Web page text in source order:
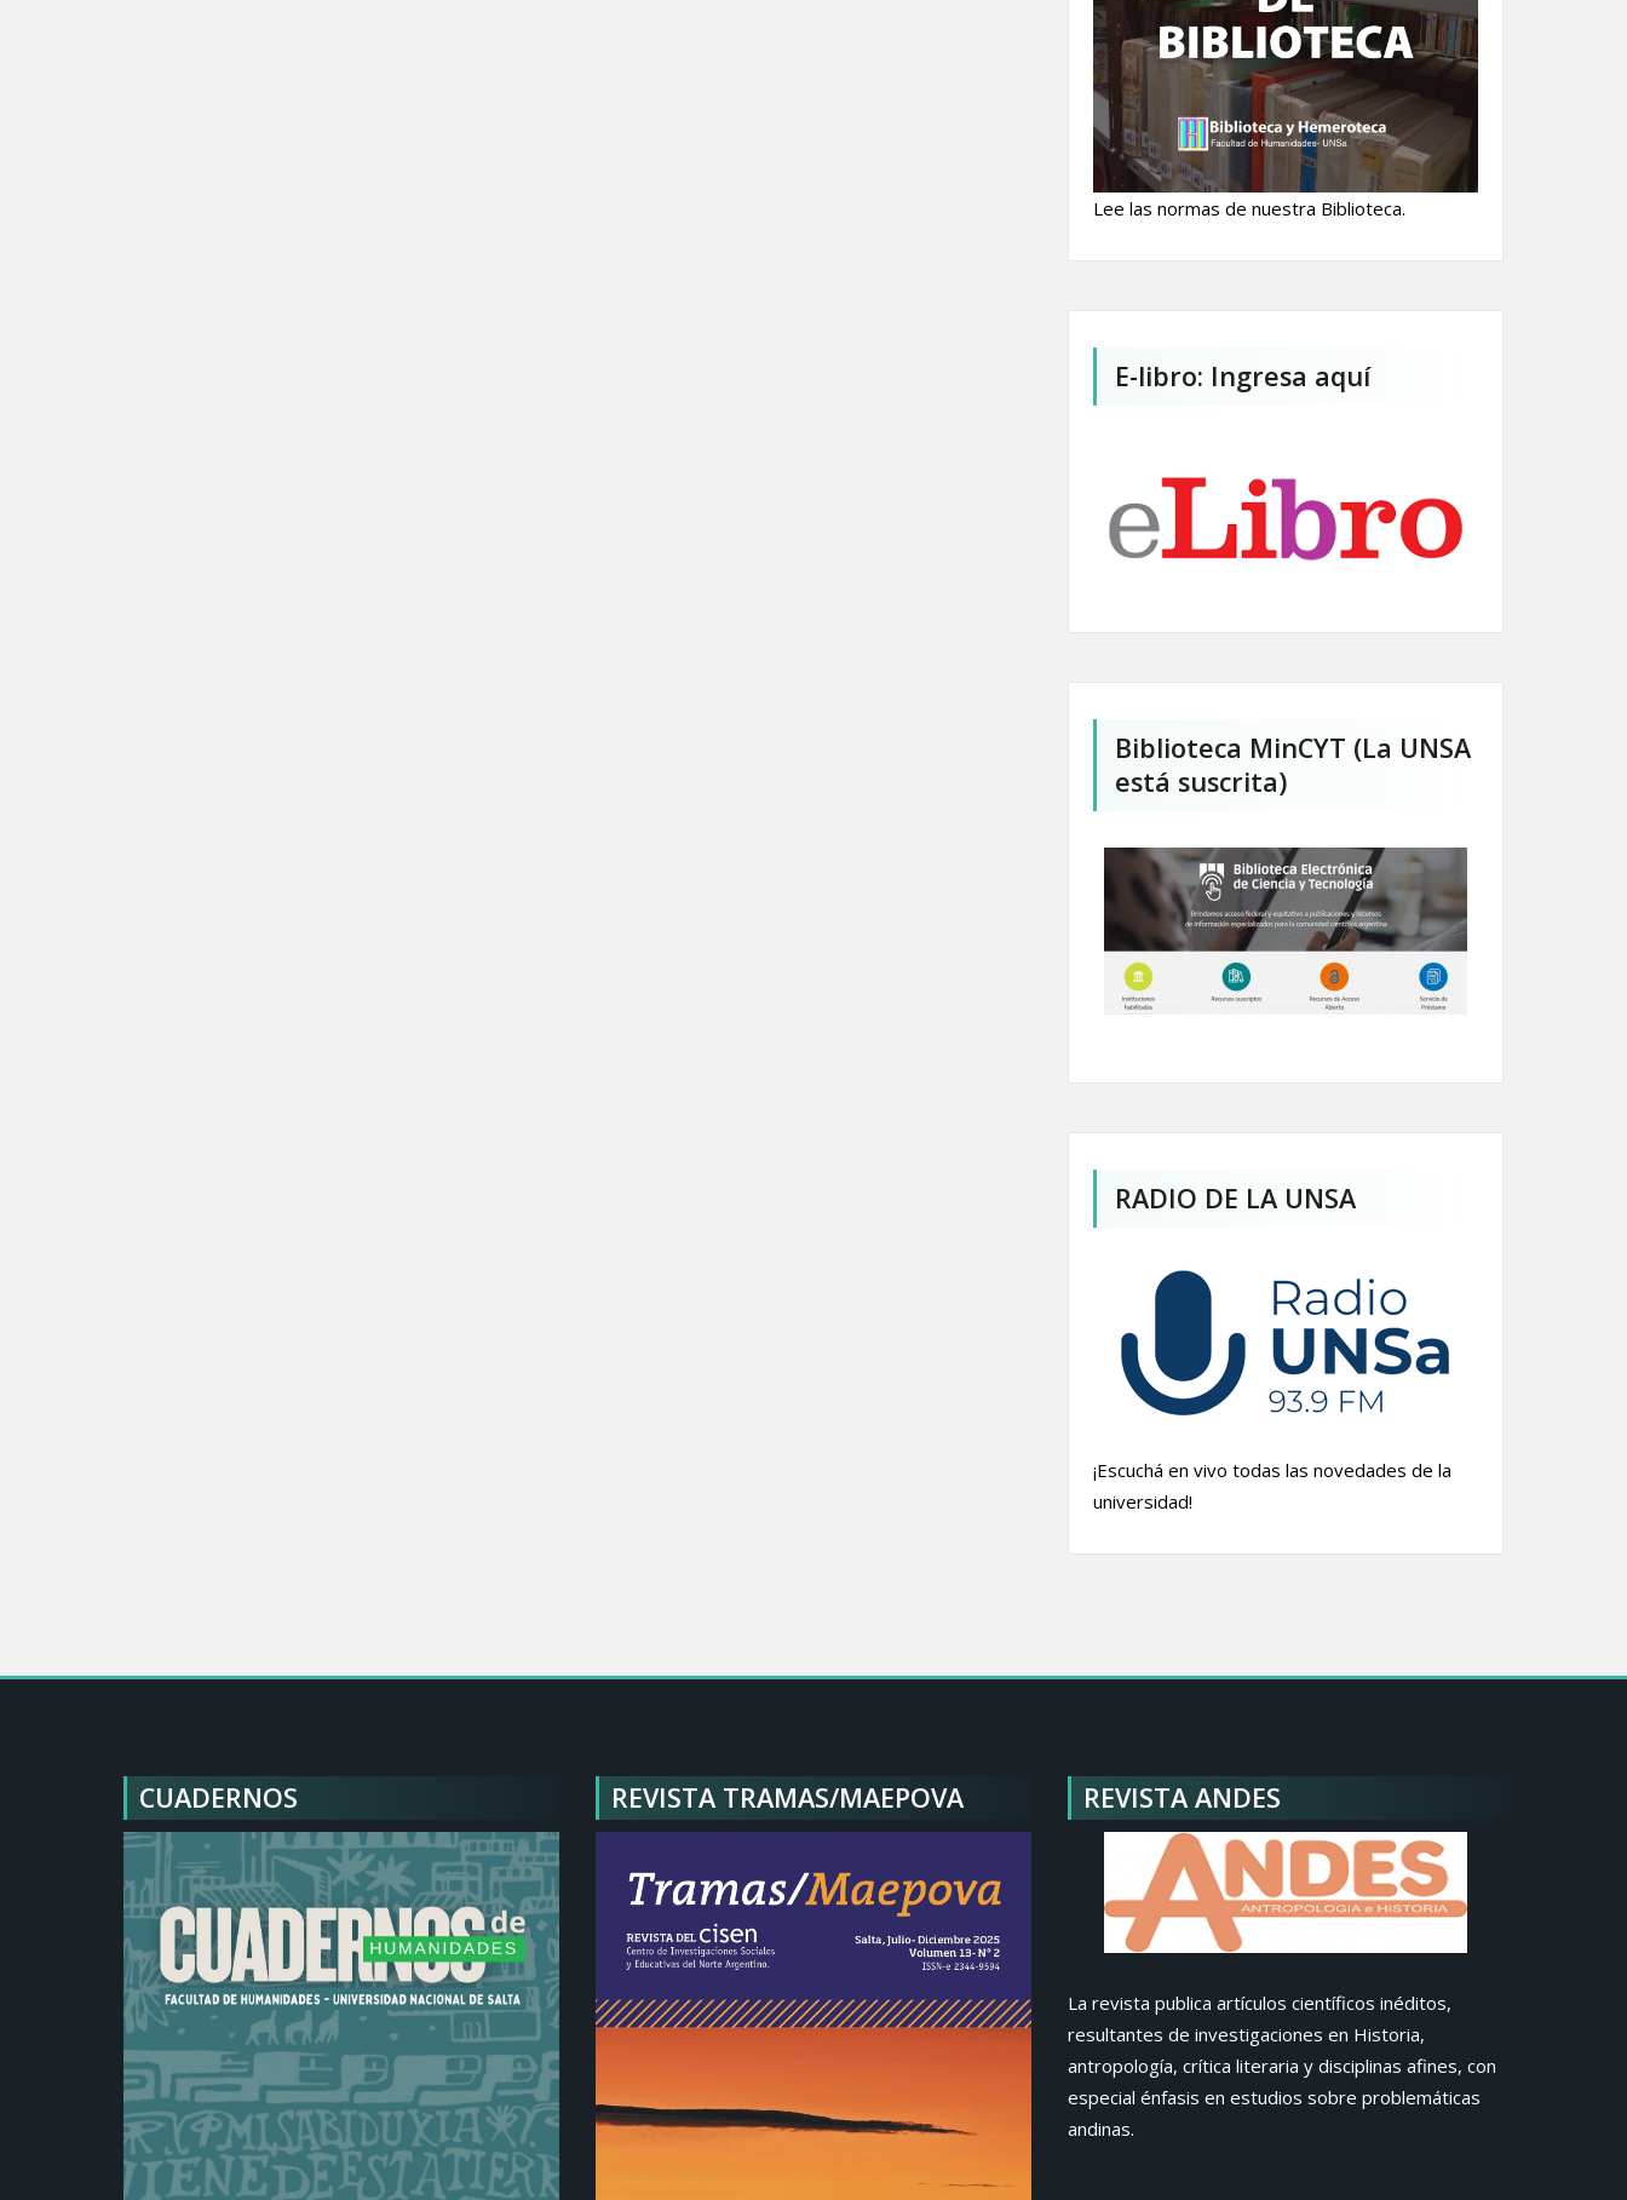
Lee las normas de nuestra Biblioteca.
E-libro: Ingresa aquí
Biblioteca MinCYT (La UNSA
está suscrita)
RADIO DE LA UNSA
¡Escuchá en vivo todas las novedades de la
universidad!
CUADERNOS REVISTA TRAMAS/MAEPOVA REVISTA ANDES
La revista publica artículos científicos inéditos,
resultantes de investigaciones en Historia,
antropología, crítica literaria y disciplinas afines, con
especial énfasis en estudios sobre problemáticas
andinas.